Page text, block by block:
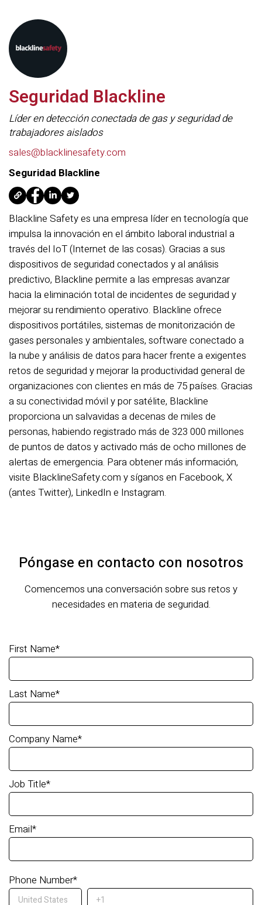
Seguridad Blackline
Líder en detección conectada de gas y seguridad de
trabajadores aislados
sales@blacklinesafety.com
Seguridad Blackline
Blackline Safety es una empresa líder en tecnología que
impulsa la innovación en el ámbito laboral industrial a
través del IoT (Internet de las cosas). Gracias a sus
dispositivos de seguridad conectados y al análisis
predictivo, Blackline permite a las empresas avanzar
hacia la eliminación total de incidentes de seguridad y
mejorar su rendimiento operativo. Blackline ofrece
dispositivos portátiles, sistemas de monitorización de
gases personales y ambientales, software conectado a
la nube y análisis de datos para hacer frente a exigentes
retos de seguridad y mejorar la productividad general de
organizaciones con clientes en más de 75 países. Gracias
a su conectividad móvil y por satélite, Blackline
proporciona un salvavidas a decenas de miles de
personas, habiendo registrado más de 323 000 millones
de puntos de datos y activado más de ocho millones de
alertas de emergencia. Para obtener más información,
visite BlacklineSafety.com y síganos en Facebook, X
(antes Twitter), LinkedIn e Instagram.
Póngase en contacto con nosotros
Comencemos una conversación sobre sus retos y
necesidades en materia de seguridad.
First Name*
Last Name*
Company Name*
Job Title*
Email*
Phone Number*